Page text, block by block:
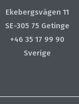
Ekebergsvägen 11
SE-305 75 Getinge
+46 35 17 99 90
Sverige